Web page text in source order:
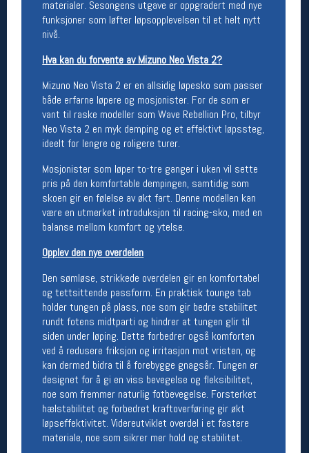
materialer. Sesongens utgave er oppgradert med nye
funksjoner som løfter løpsopplevelsen til et helt nytt
nivå.
Hva kan du forvente av Mizuno Neo Vista 2?
Mizuno Neo Vista 2 er en allsidig løpesko som passer
både erfarne løpere og mosjonister. For de som er
vant til raske modeller som Wave Rebellion Pro, tilbyr
Neo Vista 2 en myk demping og et effektivt løpssteg,
ideelt for lengre og roligere turer.
Mosjonister som løper to-tre ganger i uken vil sette
pris på den komfortable dempingen, samtidig som
skoen gir en følelse av økt fart. Denne modellen kan
være en utmerket introduksjon til racing-sko, med en
balanse mellom komfort og ytelse.
Opplev den nye overdelen
Den sømløse, strikkede overdelen gir en komfortabel
og tettsittende passform. En praktisk tounge tab
holder tungen på plass, noe som gir bedre stabilitet
rundt fotens midtparti og hindrer at tungen glir til
siden under løping. Dette forbedrer også komforten
ved å redusere friksjon og irritasjon mot vristen, og
kan dermed bidra til å forebygge gnagsår. Tungen er
designet for å gi en viss bevegelse og fleksibilitet,
noe som fremmer naturlig fotbevegelse. Forsterket
hælstabilitet og forbedret kraftoverføring gir økt
løpseffektivitet. Videreutviklet overdel i et fastere
materiale, noe som sikrer mer hold og stabilitet.
Åpningstider verkstedet
Man-Fredag:
11-18
Om verkstedet
For å bestille time må du logge inn i
nettbutikken og trykke på den nederste blå
linjen
Betingelser
Salgsbetingelser
Personsvernerklæring
Informasjonskapsler
Bærekraft
Org. nr: 976754360
Ledige stillinger
Ledige stillinger
Følg oss på